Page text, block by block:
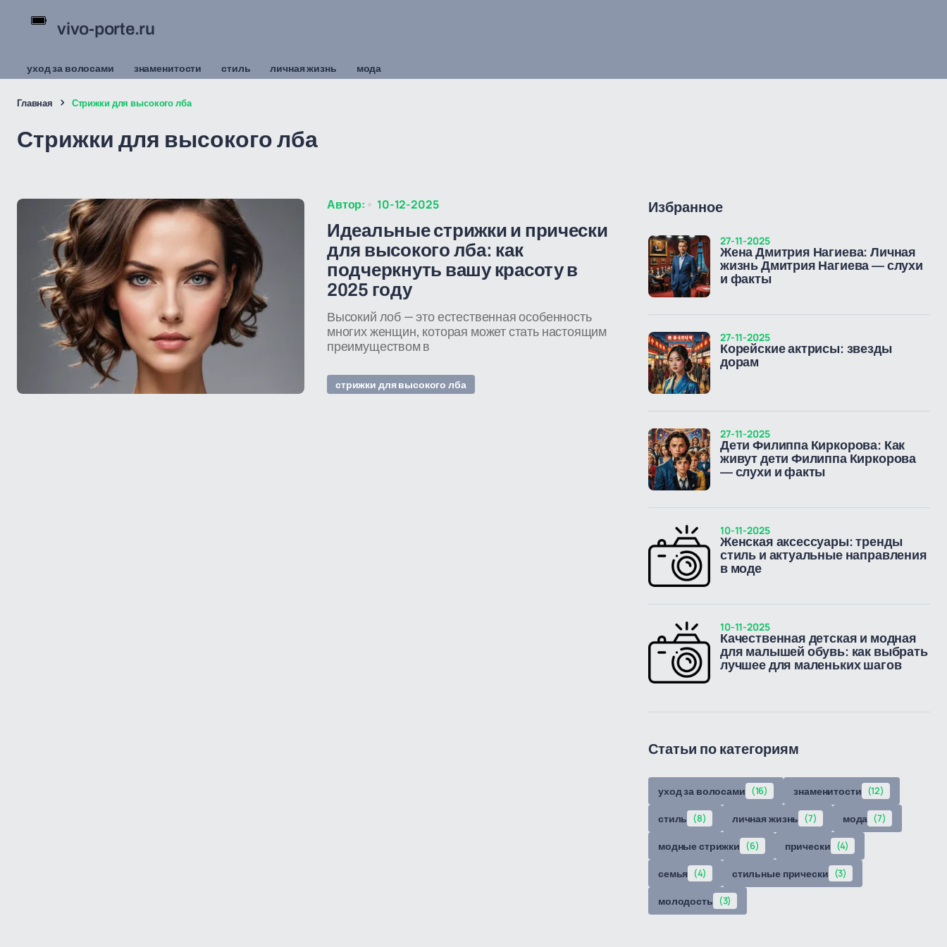
vivo-porte.ru
уход за волосами знаменитости стиль личная жизнь мода
Главная Стрижки для высокого лба
Стрижки для высокого лба
Автор: 10-12-2025
Идеальные стрижки и прически
для высокого лба: как
подчеркнуть вашу красоту в
2025 году
Высокий лоб — это естественная особенность
многих женщин, которая может стать настоящим
преимуществом в
стрижки для высокого лба
Избранное
Жена Дмитрия Нагиева: Личная
жизнь Дмитрия Нагиева — слухи
и факты
27-11-2025
Корейские актрисы: звезды
дорам
27-11-2025
Дети Филиппа Киркорова: Как
живут дети Филиппа Киркорова
— слухи и факты
27-11-2025
Женская аксессуары: тренды
стиль и актуальные направления
в моде
10-11-2025
Качественная детская и модная
для малышей обувь: как выбрать
лучшее для маленьких шагов
10-11-2025
Статьи по категориям
уход за волосами (16) знаменитости (12)
стиль (8) личная жизнь (7) мода (7)
модные стрижки (6) прически (4)
семья (4) стильные прически (3)
молодость (3)